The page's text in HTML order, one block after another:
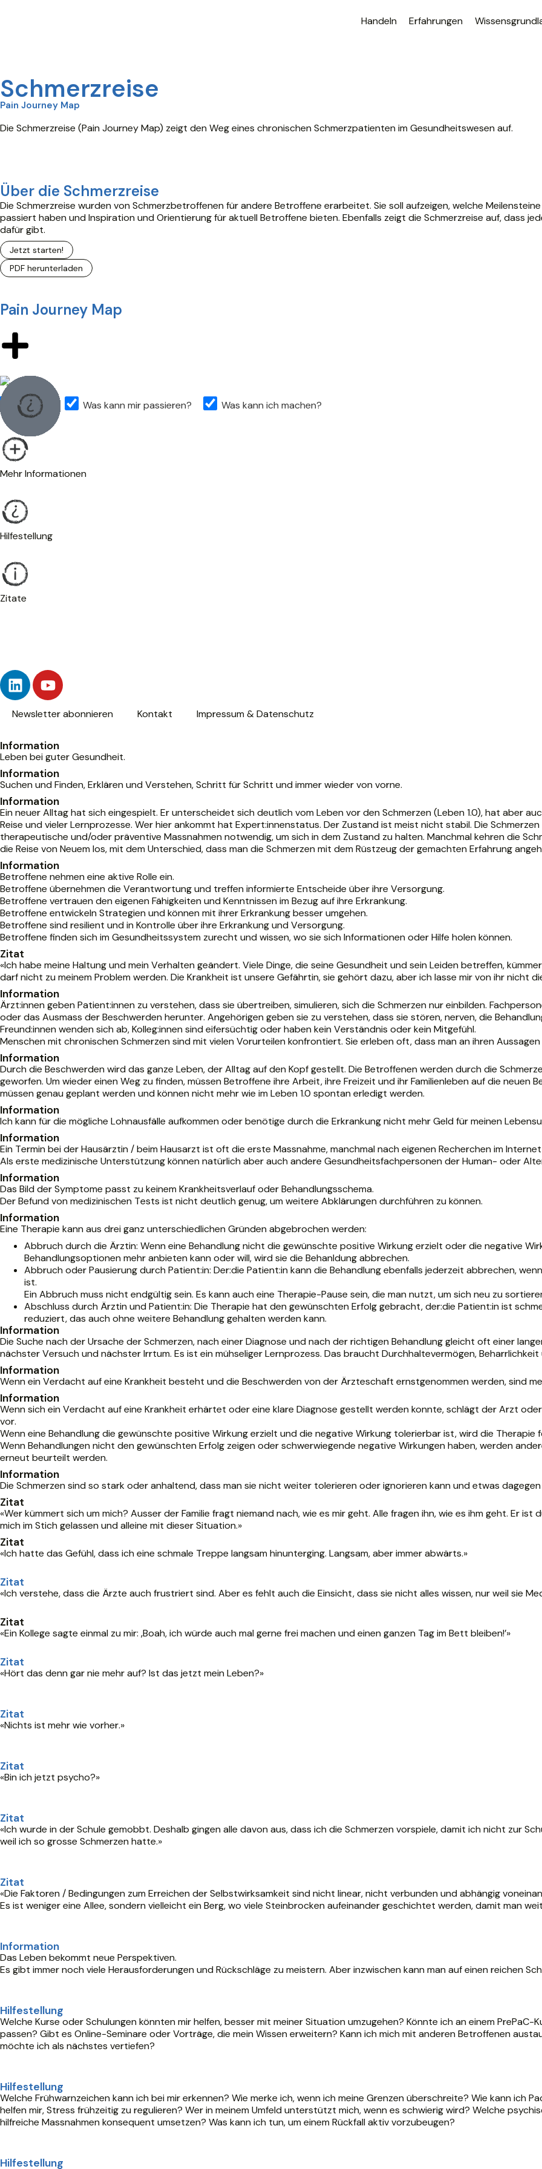
Handeln Erfahrungen
Schmerzreise
Pain Journey Map
Die Schmerzreise (Pain Journey Map) zeigt den Weg eines chronischen Schmerzpatienten im Gesundheitswesen auf.
Über die Schmerzreise
Die Schmerzreise wurden von Schmerzbetroffenen für andere Betroffene erarbeitet. Sie soll aufzeigen, welche
passiert haben und Inspiration und Orientierung für aktuell Betroffene bieten. Ebenfalls zeigt die Schmerzreise auf, dass
dafür gibt.
Jetzt starten!
PDF herunterladen
Pain Journey Map
Etappen Was kann mir passieren? Was kann ich machen?
Mehr Informationen
Hilfestellung
Zitate
Newsletter abonnieren Kontakt Impressum & Datenschutz
Information
Leben bei guter Gesundheit.
Information
Suchen und Finden, Erklären und Verstehen, Schritt für Schritt und immer wieder von vorne.
Information
Ein neuer Alltag hat sich eingespielt. Er unterscheidet sich deutlich vom Leben vor den Schmerzen (Leben 1.0), hat aber
Reise und vieler Lernprozesse. Wer hier ankommt hat Expert:innenstatus. Der Zustand ist meist nicht stabil. Die
therapeutische und/oder präventive Massnahmen notwendig, um sich in dem Zustand zu halten. Manchmal kehren die
die Reise von Neuem los, mit dem Unterschied, dass man die Schmerzen mit dem Rüstzeug der gemachten Erfahrung
Information
Betroffene nehmen eine aktive Rolle ein.
Betroffene übernehmen die Verantwortung und treffen informierte Entscheide über ihre Versorgung.
Betroffene vertrauen den eigenen Fähigkeiten und Kenntnissen im Bezug auf ihre Erkrankung.
Betroffene entwickeln Strategien und können mit ihrer Erkrankung besser umgehen.
Betroffene sind resilient und in Kontrolle über ihre Erkrankung und Versorgung.
Betroffene finden sich im Gesundheitssystem zurecht und wissen, wo sie sich Informationen oder Hilfe holen können.
Zitat
«Ich habe meine Haltung und mein Verhalten geändert. Viele Dinge, die seine Gesundheit und sein Leiden betreffen,
darf nicht zu meinem Problem werden. Die Krankheit ist unsere Gefährtin, sie gehört dazu, aber ich lasse mir von ihr nicht
Information
Ärzt:innen geben Patient:innen zu verstehen, dass sie übertreiben, simulieren, sich die Schmerzen nur einbilden.
oder das Ausmass der Beschwerden herunter. Angehörigen geben sie zu verstehen, dass sie stören, nerven, die
Freund:innen wenden sich ab, Kolleg:innen sind eifersüchtig oder haben kein Verständnis oder kein Mitgefühl.
Menschen mit chronischen Schmerzen sind mit vielen Vorurteilen konfrontiert. Sie erleben oft, dass man an ihren
Information
Durch die Beschwerden wird das ganze Leben, der Alltag auf den Kopf gestellt. Die Betroffenen werden durch die
geworfen. Um wieder einen Weg zu finden, müssen Betroffene ihre Arbeit, ihre Freizeit und ihr Familienleben auf die neuen
müssen genau geplant werden und können nicht mehr wie im Leben 1.0 spontan erledigt werden.
Information
Ich kann für die mögliche Lohnausfälle aufkommen oder benötige durch die Erkrankung nicht mehr Geld für meinen
Information
Ein Termin bei der Hausärztin / beim Hausarzt ist oft die erste Massnahme, manchmal nach eigenen Recherchen im
Als erste medizinische Unterstützung können natürlich aber auch andere Gesundheitsfachpersonen der Human- oder
Information
Das Bild der Symptome passt zu keinem Krankheitsverlauf oder Behandlungsschema.
Der Befund von medizinischen Tests ist nicht deutlich genug, um weitere Abklärungen durchführen zu können.
Information
Eine Therapie kann aus drei ganz unterschiedlichen Gründen abgebrochen werden:
Abbruch durch die Ärztin: Wenn eine Behandlung nicht die gewünschte positive Wirkung erzielt oder die negative
Behandlungsoptionen mehr anbieten kann oder will, wird sie die Behanldung abbrechen.
Abbruch oder Pausierung durch Patient:in: Der:die Patient:in kann die Behandlung ebenfalls jederzeit abbrechen,
ist.
Ein Abbruch muss nicht endgültig sein. Es kann auch eine Therapie-Pause sein, die man nutzt, um sich neu zu
Abschluss durch Ärztin und Patient:in: Die Therapie hat den gewünschten Erfolg gebracht, der:die Patient:in ist
reduziert, das auch ohne weitere Behandlung gehalten werden kann.
Information
Die Suche nach der Ursache der Schmerzen, nach einer Diagnose und nach der richtigen Behandlung gleicht oft einer
nächster Versuch und nächster Irrtum. Es ist ein mühseliger Lernprozess. Das braucht Durchhaltevermögen, Beharrlichkeit
Information
Wenn ein Verdacht auf eine Krankheit besteht und die Beschwerden von der Ärzteschaft ernstgenommen werden, sind
Information
Wenn sich ein Verdacht auf eine Krankheit erhärtet oder eine klare Diagnose gestellt werden konnte, schlägt der Arzt
vor.
Wenn eine Behandlung die gewünschte positive Wirkung erzielt und die negative Wirkung tolerierbar ist, wird die Therapie
Wenn Behandlungen nicht den gewünschten Erfolg zeigen oder schwerwiegende negative Wirkungen haben, werden
erneut beurteilt werden.
Information
Die Schmerzen sind so stark oder anhaltend, dass man sie nicht weiter tolerieren oder ignorieren kann und etwas
Zitat
«Wer kümmert sich um mich? Ausser der Familie fragt niemand nach, wie es mir geht. Alle fragen ihn, wie es ihm geht. Er
mich im Stich gelassen und alleine mit dieser Situation.»
Zitat
«Ich hatte das Gefühl, dass ich eine schmale Treppe langsam hinunterging. Langsam, aber immer abwärts.»
Zitat
«Ich verstehe, dass die Ärzte auch frustriert sind. Aber es fehlt auch die Einsicht, dass sie nicht alles wissen, nur weil sie
Zitat
«Ein Kollege sagte einmal zu mir: ‚Boah, ich würde auch mal gerne frei machen und einen ganzen Tag im Bett bleiben!’»
Zitat
«Hört das denn gar nie mehr auf? Ist das jetzt mein Leben?»
Zitat
«Nichts ist mehr wie vorher.»
Zitat
«Bin ich jetzt psycho?»
Zitat
«Ich wurde in der Schule gemobbt. Deshalb gingen alle davon aus, dass ich die Schmerzen vorspiele, damit ich nicht zur
weil ich so grosse Schmerzen hatte.»
Zitat
«Die Faktoren / Bedingungen zum Erreichen der Selbstwirksamkeit sind nicht linear, nicht verbunden und abhängig
Es ist weniger eine Allee, sondern vielleicht ein Berg, wo viele Steinbrocken aufeinander geschichtet werden, damit man
Information
Das Leben bekommt neue Perspektiven.
Es gibt immer noch viele Herausforderungen und Rückschläge zu meistern. Aber inzwischen kann man auf einen reichen
Hilfestellung
Welche Kurse oder Schulungen könnten mir helfen, besser mit meiner Situation umzugehen? Könnte ich an einem
passen? Gibt es Online-Seminare oder Vorträge, die mein Wissen erweitern? Kann ich mich mit anderen Betroffenen
möchte ich als nächstes vertiefen?
Hilfestellung
Welche Frühwarnzeichen kann ich bei mir erkennen? Wie merke ich, wenn ich meine Grenzen überschreite? Wie kann ich
helfen mir, Stress frühzeitig zu regulieren? Wer in meinem Umfeld unterstützt mich, wenn es schwierig wird? Welche
hilfreiche Massnahmen konsequent umsetzen? Was kann ich tun, um einem Rückfall aktiv vorzubeugen?
Hilfestellung